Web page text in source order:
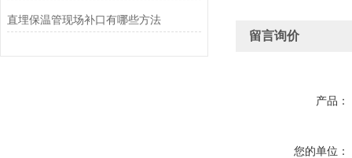
直埋保温管现场补口有哪些方法
留言询价
产品：
您的单位：